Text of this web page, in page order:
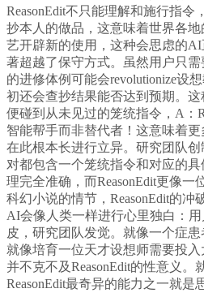
ReasonEdit不只能理解和施行指令
抄本人的做品，这意味着世界各
艺开辟新的使用，这种会思虑的
著超越了保守方式。虽然用户只
的进修体例可能会revolutionize设
初还会查抄结果能否达到预期。
便碰到从未见过的笼统指令，A：
智能帮手而非替代者！这意味着
在此根本长进行立异。研究团队
对都包含一个笼统指令和对应的
理完全准确，而ReasonEdit更像一
科幻小说的情节，ReasonEdit的冲
AI会像人类一样进行心里独白：
皮，研究团队发觉。就像一个症
就像培育一位天才设想师需要投
并不克不及ReasonEdit的性意义。
ReasonEdit最奇异的能力之一就是